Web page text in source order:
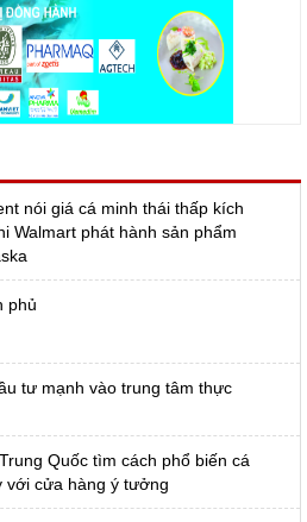
nói giá cá minh thái thấp kích
Walmart phát hành sản phẩm
phủ
tư mạnh vào trung tâm thực
Quốc tìm cách phổ biến cá
với cửa hàng ý tưởng